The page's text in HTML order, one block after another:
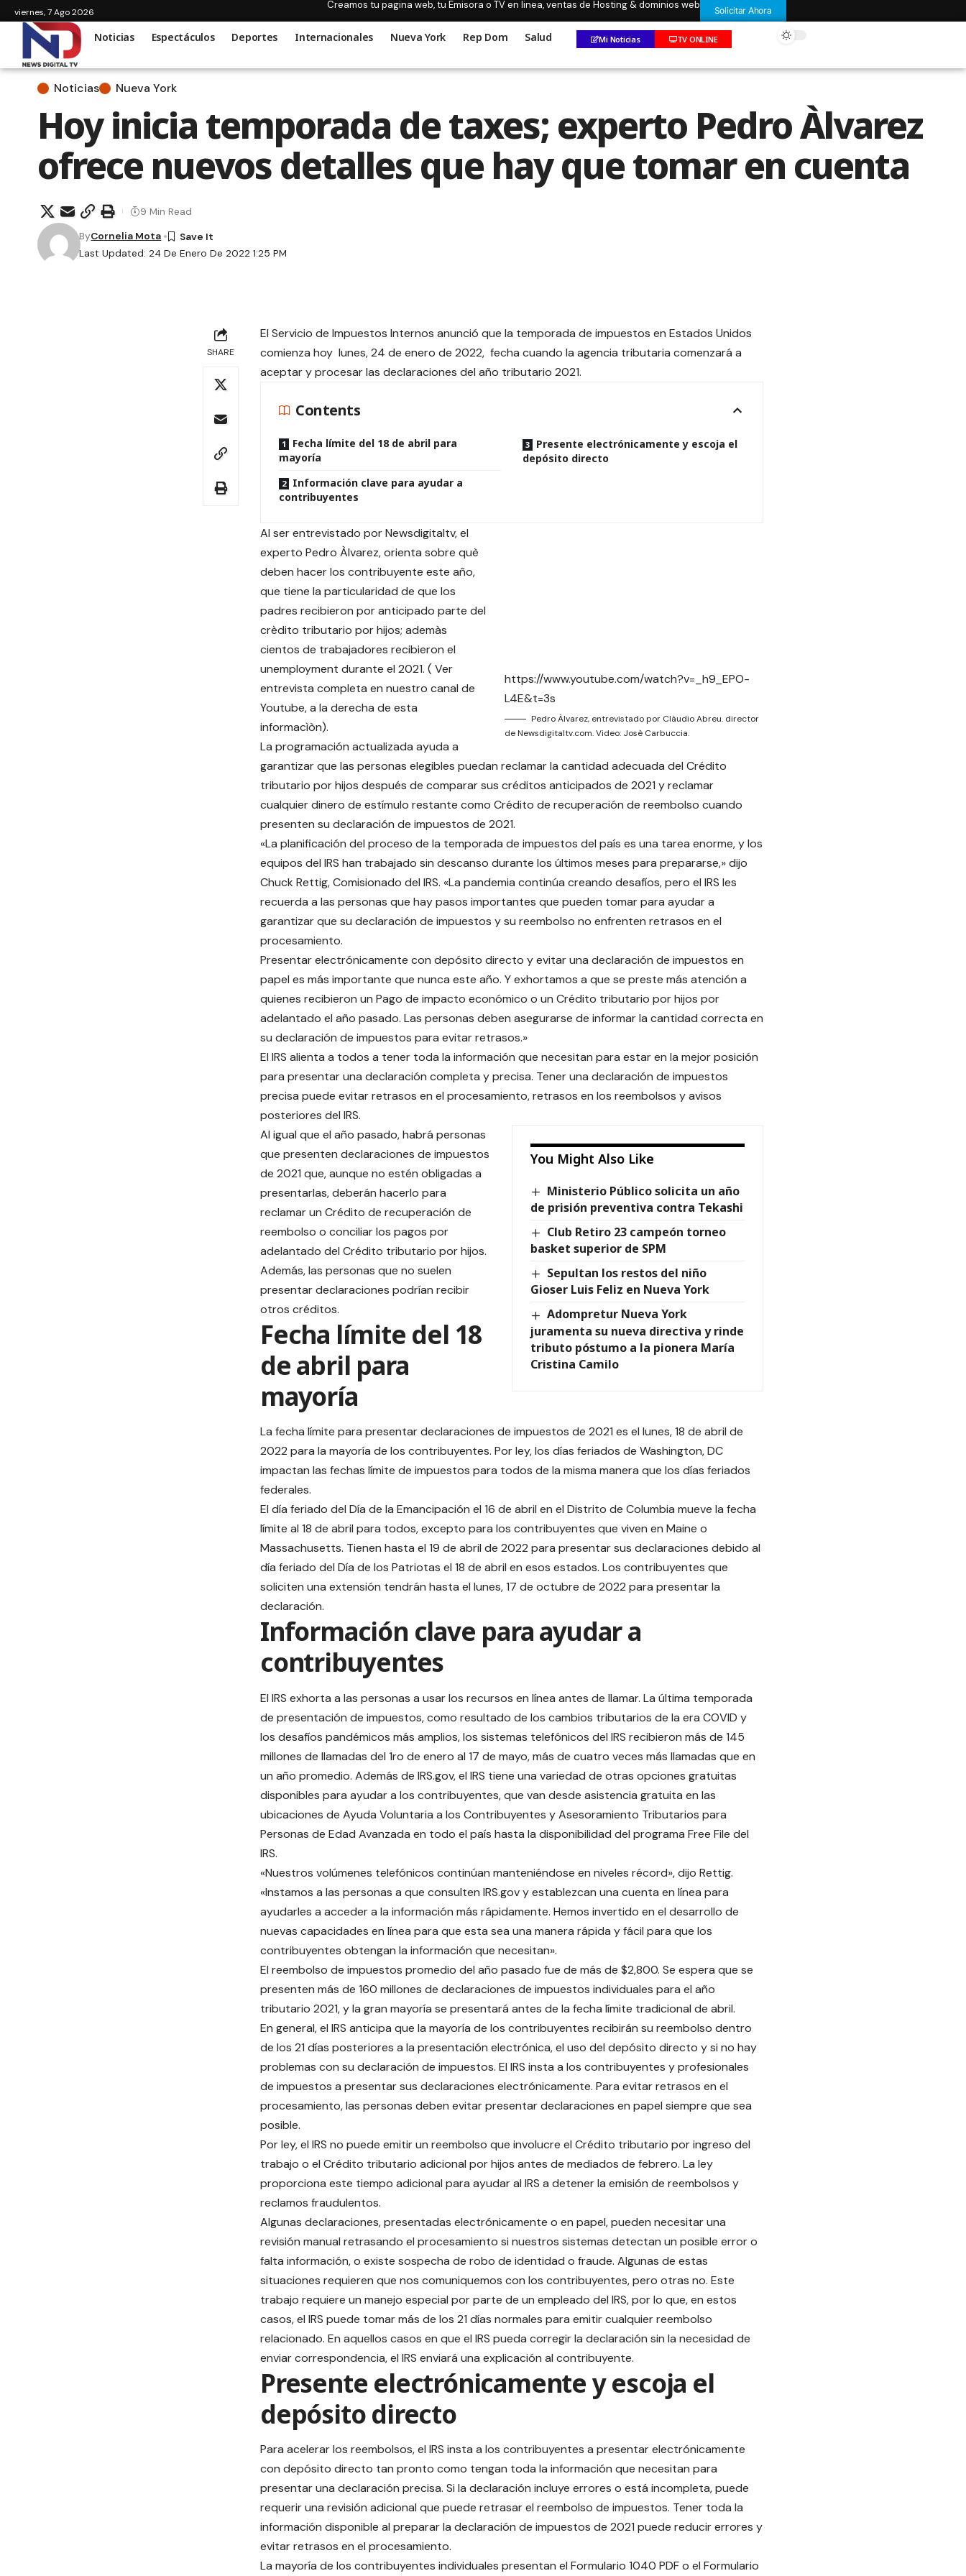
viernes, 7 Ago 2026
Creamos tu pagina web, tu Emisora o TV en linea, ventas de Hosting & dominios web Solicitar Ahora
Noticias Espectáculos Deportes Internacionales Nueva York Rep Dom Salud Mi Noticias TV ONLINE
Noticias Nueva York
Hoy inicia temporada de taxes; experto Pedro Àlvarez
ofrece nuevos detalles que hay que tomar en cuenta
Last Updated: 24 De Enero De 2022 1:25 PM
ByCornelia Mota
9 Min Read
SHARE
El Servicio de Impuestos Internos anunció que la temporada de impuestos en Estados Unidos
comienza hoy lunes, 24 de enero de 2022, fecha cuando la agencia tributaria comenzará a
aceptar y procesar las declaraciones del año tributario 2021.
Contents
Fecha límite del 18 de abril para
mayoría
Información clave para ayudar a
contribuyentes
Presente electrónicamente y escoja el
depósito directo
https://www.youtube.com/watch?v=_h9_EPO-
L4E&t=3s
Pedro Àlvarez, entrevistado por Clàudio Abreu. director
de Newsdigitaltv.com. Video: Josè Carbuccia.
Al ser entrevistado por Newsdigitaltv, el
experto Pedro Àlvarez, orienta sobre què
deben hacer los contribuyente este año,
que tiene la particularidad de que los
padres recibieron por anticipado parte del
crèdito tributario por hijos; ademàs
cientos de trabajadores recibieron el
unemployment durante el 2021. ( Ver
entrevista completa en nuestro canal de
Youtube, a la derecha de esta
informacìòn).
La programación actualizada ayuda a
garantizar que las personas elegibles puedan reclamar la cantidad adecuada del Crédito
tributario por hijos después de comparar sus créditos anticipados de 2021 y reclamar
cualquier dinero de estímulo restante como Crédito de recuperación de reembolso cuando
presenten su declaración de impuestos de 2021.
«La planificación del proceso de la temporada de impuestos del país es una tarea enorme, y los
equipos del IRS han trabajado sin descanso durante los últimos meses para prepararse,» dijo
Chuck Rettig, Comisionado del IRS. «La pandemia continúa creando desafíos, pero el IRS les
recuerda a las personas que hay pasos importantes que pueden tomar para ayudar a
garantizar que su declaración de impuestos y su reembolso no enfrenten retrasos en el
procesamiento.
Presentar electrónicamente con depósito directo y evitar una declaración de impuestos en
papel es más importante que nunca este año. Y exhortamos a que se preste más atención a
quienes recibieron un Pago de impacto económico o un Crédito tributario por hijos por
adelantado el año pasado. Las personas deben asegurarse de informar la cantidad correcta en
su declaración de impuestos para evitar retrasos.»
El IRS alienta a todos a tener toda la información que necesitan para estar en la mejor posición
para presentar una declaración completa y precisa. Tener una declaración de impuestos
precisa puede evitar retrasos en el procesamiento, retrasos en los reembolsos y avisos
posteriores del IRS.
You Might Also Like
Ministerio Público solicita un año
de prisión preventiva contra Tekashi
Club Retiro 23 campeón torneo
basket superior de SPM
Sepultan los restos del niño
Gioser Luis Feliz en Nueva York
Adompretur Nueva York
juramenta su nueva directiva y rinde
tributo póstumo a la pionera María
Cristina Camilo
Al igual que el año pasado, habrá personas
que presenten declaraciones de impuestos
de 2021 que, aunque no estén obligadas a
presentarlas, deberán hacerlo para
reclamar un Crédito de recuperación de
reembolso o conciliar los pagos por
adelantado del Crédito tributario por hijos.
Además, las personas que no suelen
presentar declaraciones podrían recibir
otros créditos.
Fecha límite del 18
de abril para
mayoría
La fecha límite para presentar declaraciones de impuestos de 2021 es el lunes, 18 de abril de
2022 para la mayoría de los contribuyentes. Por ley, los días feriados de Washington, DC
impactan las fechas límite de impuestos para todos de la misma manera que los días feriados
federales.
El día feriado del Día de la Emancipación el 16 de abril en el Distrito de Columbia mueve la fecha
límite al 18 de abril para todos, excepto para los contribuyentes que viven en Maine o
Massachusetts. Tienen hasta el 19 de abril de 2022 para presentar sus declaraciones debido al
día feriado del Día de los Patriotas el 18 de abril en esos estados. Los contribuyentes que
soliciten una extensión tendrán hasta el lunes, 17 de octubre de 2022 para presentar la
declaración.
Información clave para ayudar a
contribuyentes
El IRS exhorta a las personas a usar los recursos en línea antes de llamar. La última temporada
de presentación de impuestos, como resultado de los cambios tributarios de la era COVID y
los desafíos pandémicos más amplios, los sistemas telefónicos del IRS recibieron más de 145
millones de llamadas del 1ro de enero al 17 de mayo, más de cuatro veces más llamadas que en
un año promedio. Además de IRS.gov, el IRS tiene una variedad de otras opciones gratuitas
disponibles para ayudar a los contribuyentes, que van desde asistencia gratuita en las
ubicaciones de Ayuda Voluntaria a los Contribuyentes y Asesoramiento Tributarios para
Personas de Edad Avanzada en todo el país hasta la disponibilidad del programa Free File del
IRS.
«Nuestros volúmenes telefónicos continúan manteniéndose en niveles récord», dijo Rettig.
«Instamos a las personas a que consulten IRS.gov y establezcan una cuenta en línea para
ayudarles a acceder a la información más rápidamente. Hemos invertido en el desarrollo de
nuevas capacidades en línea para que esta sea una manera rápida y fácil para que los
contribuyentes obtengan la información que necesitan».
El reembolso de impuestos promedio del año pasado fue de más de $2,800. Se espera que se
presenten más de 160 millones de declaraciones de impuestos individuales para el año
tributario 2021, y la gran mayoría se presentará antes de la fecha límite tradicional de abril.
En general, el IRS anticipa que la mayoría de los contribuyentes recibirán su reembolso dentro
de los 21 días posteriores a la presentación electrónica, el uso del depósito directo y si no hay
problemas con su declaración de impuestos. El IRS insta a los contribuyentes y profesionales
de impuestos a presentar sus declaraciones electrónicamente. Para evitar retrasos en el
procesamiento, las personas deben evitar presentar declaraciones en papel siempre que sea
posible.
Por ley, el IRS no puede emitir un reembolso que involucre el Crédito tributario por ingreso del
trabajo o el Crédito tributario adicional por hijos antes de mediados de febrero. La ley
proporciona este tiempo adicional para ayudar al IRS a detener la emisión de reembolsos y
reclamos fraudulentos.
Algunas declaraciones, presentadas electrónicamente o en papel, pueden necesitar una
revisión manual retrasando el procesamiento si nuestros sistemas detectan un posible error o
falta información, o existe sospecha de robo de identidad o fraude. Algunas de estas
situaciones requieren que nos comuniquemos con los contribuyentes, pero otras no. Este
trabajo requiere un manejo especial por parte de un empleado del IRS, por lo que, en estos
casos, el IRS puede tomar más de los 21 días normales para emitir cualquier reembolso
relacionado. En aquellos casos en que el IRS pueda corregir la declaración sin la necesidad de
enviar correspondencia, el IRS enviará una explicación al contribuyente.
Presente electrónicamente y escoja el
depósito directo
Para acelerar los reembolsos, el IRS insta a los contribuyentes a presentar electrónicamente
con depósito directo tan pronto como tengan toda la información que necesitan para
presentar una declaración precisa. Si la declaración incluye errores o está incompleta, puede
requerir una revisión adicional que puede retrasar el reembolso de impuestos. Tener toda la
información disponible al preparar la declaración de impuestos de 2021 puede reducir errores y
evitar retrasos en el procesamiento.
La mayoría de los contribuyentes individuales presentan el Formulario 1040 PDF o el Formulario